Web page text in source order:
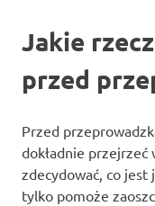
Jakie
przed
Przed
dokładnie przejrzeć
zdecydować, co
tylko pomoże